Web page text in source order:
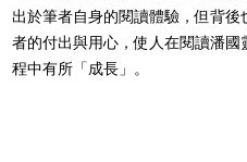
出於筆者自身的閱讀體驗，但背後
者的付出與用心，使人在閱讀潘國
程中有所「成長」。